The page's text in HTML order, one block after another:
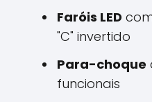
Faróis LED
"C" invertido
Para-choque
funcionais